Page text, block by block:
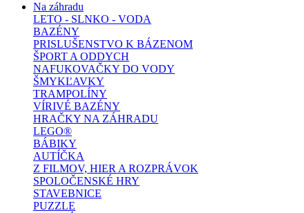
Na záhradu
LETO - SLNKO - VODA
BAZÉNY
PRISLUŠENSTVO K BÁZENOM
ŠPORT A ODDYCH
NAFUKOVAČKY DO VODY
ŠMYKĽAVKY
TRAMPOLÍNY
VÍRIVÉ BAZÉNY
HRAČKY NA ZÁHRADU
LEGO®
BÁBIKY
AUTÍČKA
Z FILMOV, HIER A ROZPRÁVOK
SPOLOČENSKÉ HRY
STAVEBNICE
PUZZLE